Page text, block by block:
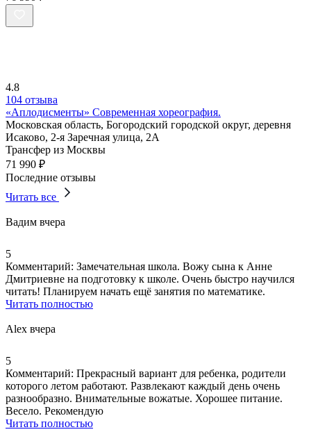
4.8
104 отзыва
«Аплодисменты» Современная хореография.
Московская область, Богородский городской округ, деревня
Исаково, 2-я Заречная улица, 2А
Трансфер из Москвы
71 990 ₽
Последние отзывы
Читать все
Вадим вчера
5
Комментарий: Замечательная школа. Вожу сына к Анне
Дмитриевне на подготовку к школе. Очень быстро научился
читать! Планируем начать ещё занятия по математике.
Читать полностью
Alex вчера
5
Комментарий: Прекрасный вариант для ребенка, родители
которого летом работают. Развлекают каждый день очень
разнообразно. Внимательные вожатые. Хорошее питание.
Весело. Рекомендую
Читать полностью